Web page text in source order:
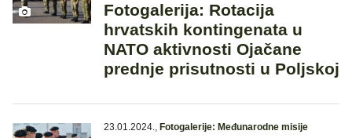
Fotogalerija: Rotacija
hrvatskih kontingenata u
NATO aktivnosti Ojačane
prednje prisutnosti u Poljskoj
23.01.2024., Fotogalerije: Međunarodne misije